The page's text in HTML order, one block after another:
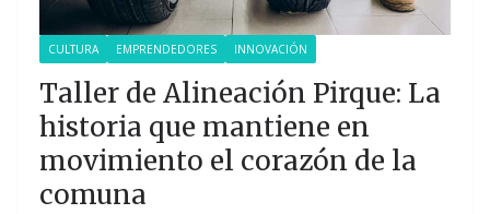
CULTURA EMPRENDEDORES INNOVACIÓN
Taller de Alineación Pirque: La
historia que mantiene en
movimiento el corazón de la
comuna